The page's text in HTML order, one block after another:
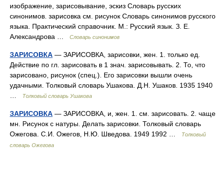
изображение, зарисовывание, эскиз Словарь русских
синонимов. зарисовка см. рисунок Словарь синонимов русского
языка. Практический справочник. М.: Русский язык. З. Е.
Александрова …
Словарь синонимов
ЗАРИСОВКА — ЗАРИСОВКА, зарисовки, жен. 1. только ед.
Действие по гл. зарисовать в 1 знач. зарисовывать. 2. То, что
зарисовано, рисунок (спец.). Его зарисовки вышли очень
удачными. Толковый словарь Ушакова. Д.Н. Ушаков. 1935 1940
Толковый словарь Ушакова
ЗАРИСОВКА — ЗАРИСОВКА, и, жен. 1. см. зарисовать. 2. чаще
мн. Рисунок с натуры. Делать зарисовки. Толковый словарь
Ожегова. С.И. Ожегов, Н.Ю. Шведова. 1949 1992 …
Толковый
словарь Ожегова